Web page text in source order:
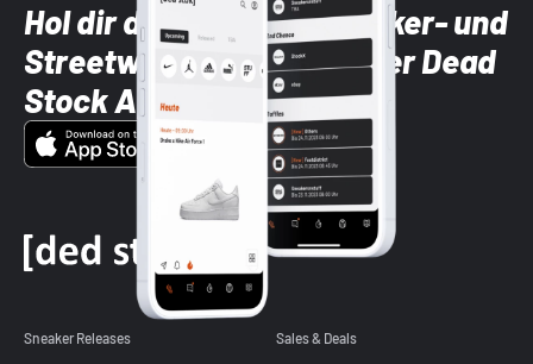
Hol dir die neuesten Sneaker- und
Streetwear-Brands mit der Dead
Stock App
Sneaker Releases Sales & Deals